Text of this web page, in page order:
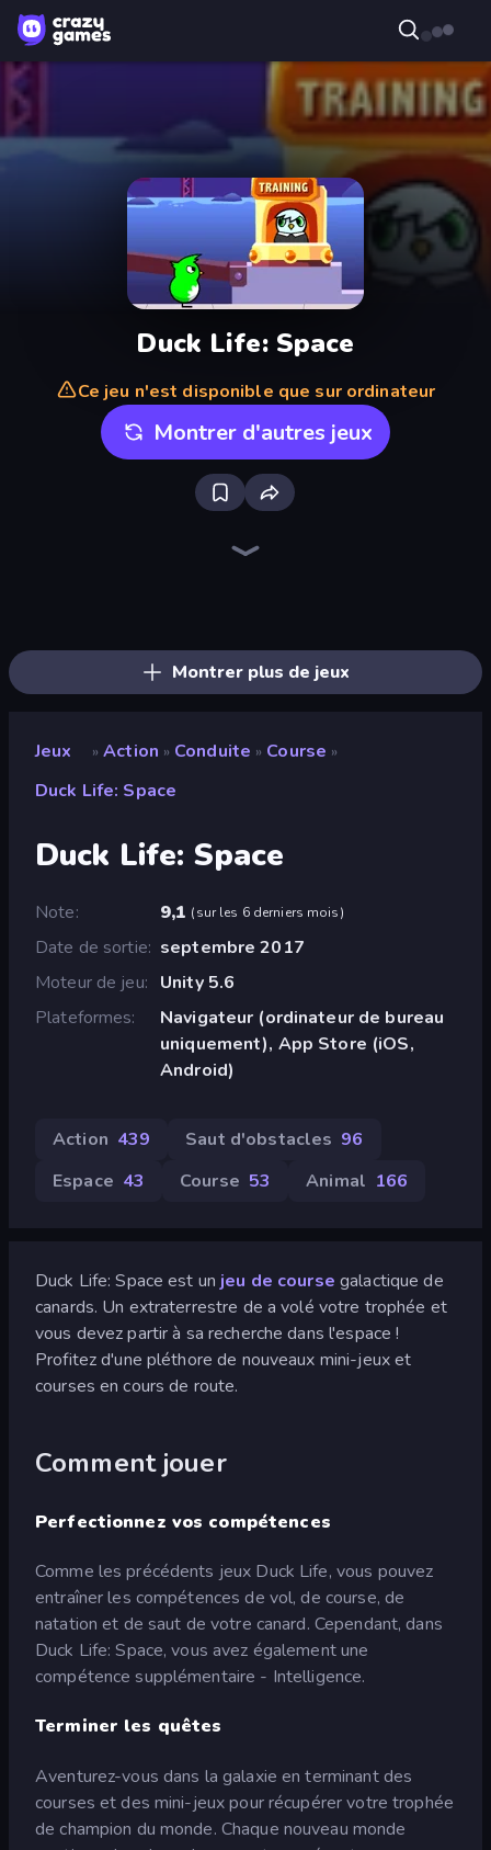
Duck Life: Space
Ce jeu n'est disponible que sur ordinateur
Montrer d'autres jeux
Montrer plus de jeux
Jeux » Action » Conduite » Course »
Duck Life: Space
Duck Life: Space
Note 9,1 (sur les 6 derniers mois)
Date de sortie septembre 2017
Moteur de jeu
Unity 5.6
Plateformes
Navigateur (ordinateur de bureau
uniquement), App Store (iOS,
Android)
Action 439 Saut d'obstacles 96
Espace 43 Course 53 Animal 166
Duck Life: Space est un jeu de course galactique de
canards. Un extraterrestre de a volé votre trophée et
vous devez partir à sa recherche dans l'espace !
Profitez d'une pléthore de nouveaux mini-jeux et
courses en cours de route.
Comment jouer
Perfectionnez vos compétences
Comme les précédents jeux Duck Life, vous pouvez
entraîner les compétences de vol, de course, de
natation et de saut de votre canard. Cependant, dans
Duck Life: Space, vous avez également une
compétence supplémentaire - Intelligence.
Terminer les quêtes
Aventurez-vous dans la galaxie en terminant des
courses et des mini-jeux pour récupérer votre trophée
de champion du monde. Chaque nouveau monde